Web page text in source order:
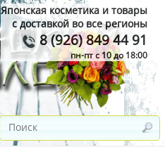
Японская косметика и товары
с доставкой во все регионы
8 (926) 849 44 91
пн-пт с 10 до 18:00